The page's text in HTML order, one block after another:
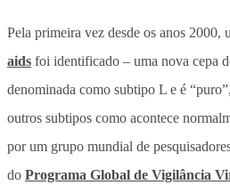
Pela primeira vez desde os anos 2000,
aids foi identificado – uma nova cepa
denominada como subtipo L e é
outros subtipos como acontece
por um grupo mundial de
do Programa Global de Vigilância